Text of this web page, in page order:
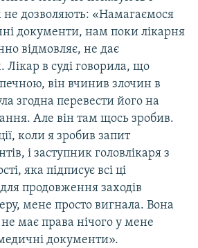
не дозволяють: «Намагаємося
документи, нам поки лікарня
відмовляє, не дає
Лікар в суді говорила, що
він вчинив злочин в
згодна перевести його на
Але він там щось зробив.
коли я зробив запит
і заступник головлікаря з
яка підписує всі ці
продовження заходів
мене просто вигнала. Вона
має права нічого у мене
документи».